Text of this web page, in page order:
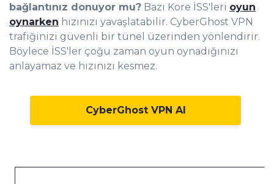
bağlantınız donuyor mu? Bazı Kore İSS'leri oyun
oynarken hızınızı yavaşlatabilir. CyberGhost VPN
trafiğinizi güvenli bir tünel üzerinden yönlendirir.
Böylece İSS'ler çoğu zaman oyun oynadığınızı
anlayamaz ve hızınızı kesmez.
CyberGhost VPN Al